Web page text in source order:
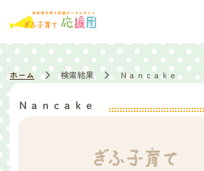
ホーム 検索結果 Ｎａｎｃａｋｅ
Ｎａｎｃａｋｅ